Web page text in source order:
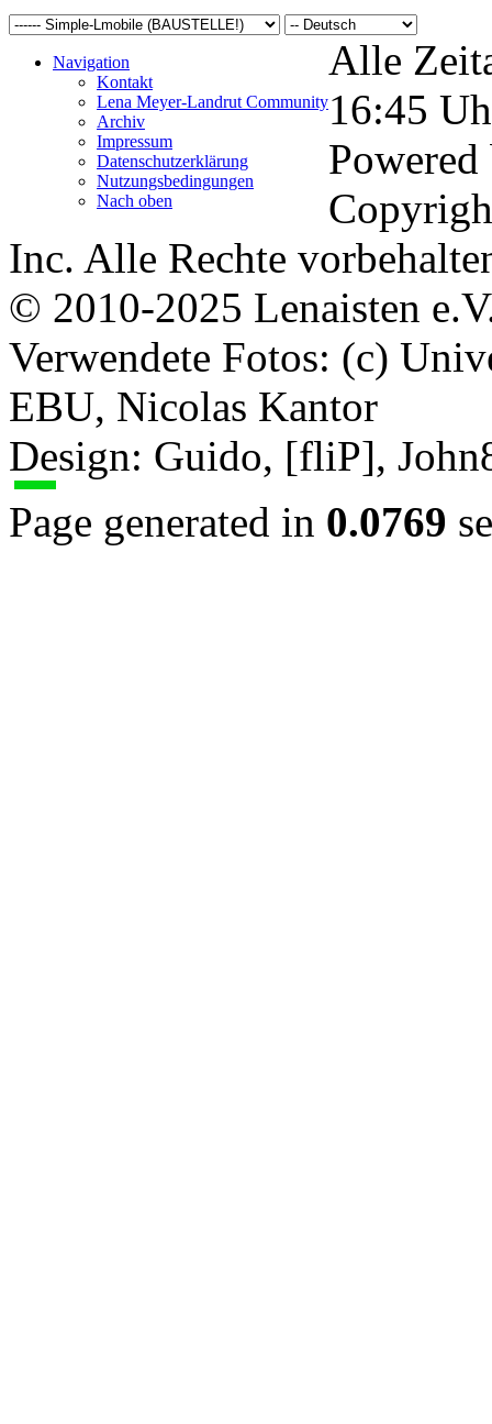
Navigation
Kontakt
Lena Meyer-Landrut Community
Archiv
Impressum
Datenschutzerklärung
Nutzungsbedingungen
Nach oben
Alle
16:45
Inc. Alle Rechte
© 2010-2025 Lenaisten
Verwendete Fotos: (c)
EBU, Nicolas Kantor
Design: Guido, [fliP],
Page generated in 0.0769